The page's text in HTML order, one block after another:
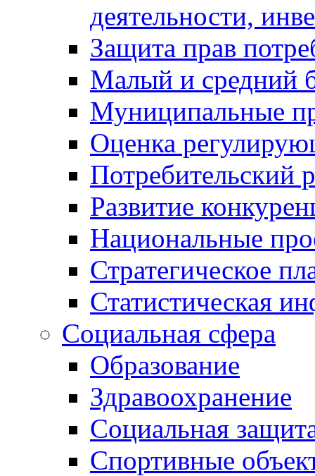
деятельности,
Защита прав
Малый и средний
Муниципальные
Оценка
Потребительский
Развитие
Национальные
Стратегическое
Статистическая
Социальная сфера
Образование
Здравоохранение
Социальная
Спортивные